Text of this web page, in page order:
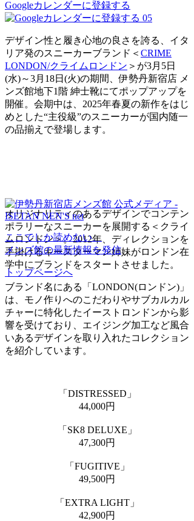
Googleカレンダーに登録する
05
デザイン性と履き心地の良さを誇る、イタ
リア発のスニーカーブランド＜ CRIME
LONDON/クライムロンドン ＞が3月5日
(水)～3月18日(火)の期間、伊勢丹新宿店 メ
ンズ館地下1階 紳士靴にてポップアップを
開催。会期中は、2025年春夏の新作をはじ
めとした“主役級”のスニーカーが国内随一
の品揃えで登場します。
オリジナリティのあるデザインでコンテン
ポラリーなスニーカーを展開する＜クライ
ムロンドン＞。2012年、ディレクションを
手掛けるキースターマン姉妹がロンドン在
学中にブランドをスタートさせました。
ブランド名にある「LONDON(ロンドン)」
は、モノ作りへのこだわりやサブカルカル
チャーに特化したイーストロンドンから影
響を受けており、エイジング加工など風合
いあるデザインを取り入れたコレクション
を紹介しています。
「DISTRESSED」
44,000円
「SK8 DELUXE」
47,300円
「FUGITIVE」
49,500円
「EXTRA LIGHT」
42,900円
ここでしか読めない、
メンズ館の最新情報を発信
トップページへ